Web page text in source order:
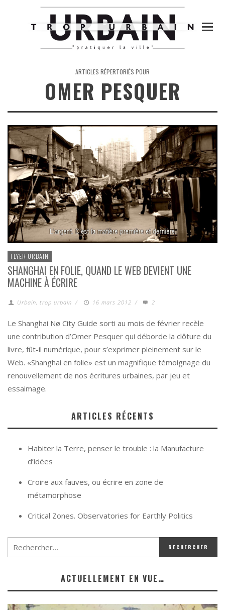
ARTICLES RÉPERTORIÉS POUR
OMER PESQUER
FLYER URBAIN
SHANGHAI EN FOLIE, QUAND LE WEB DEVIENT UNE
MACHINE À ÉCRIRE
Urbain, trop urbain / 16 mars 2012 / 2
Le Shanghai Nø City Guide sorti au mois de février recèle
une contribution d’Omer Pesquer qui déborde la clôture du
livre, fût-il numérique, pour s’exprimer pleinement sur le
Web. «Shanghai en folie» est un magnifique témoignage du
renouvellement de nos écritures urbaines, par jeu et
essaimage.
ARTICLES RÉCENTS
Habiter la Terre, penser le trouble : la Manufacture
d’idées
Croire aux fauves, ou écrire en zone de
métamorphose
Critical Zones. Observatories for Earthly Politics
ACTUELLEMENT EN VUE…